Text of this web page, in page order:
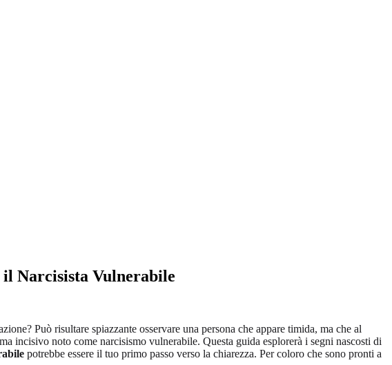
il Narcisista Vulnerabile
Può risultare spiazzante osservare una persona che appare timida, ma che al
incisivo noto come narcisismo vulnerabile. Questa guida esplorerà i segni nascosti di
potrebbe essere il tuo primo passo verso la chiarezza. Per coloro che sono pronti a